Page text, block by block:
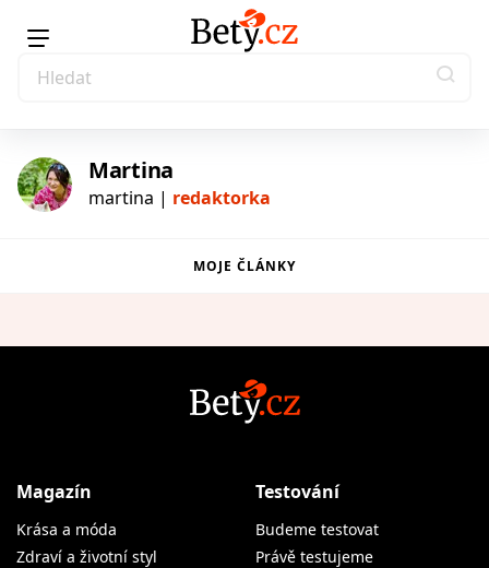
Martina
martina | redaktorka
MOJE ČLÁNKY
Magazín
Krása a móda
Zdraví a životní styl
Testování
Budeme testovat
Právě testujeme